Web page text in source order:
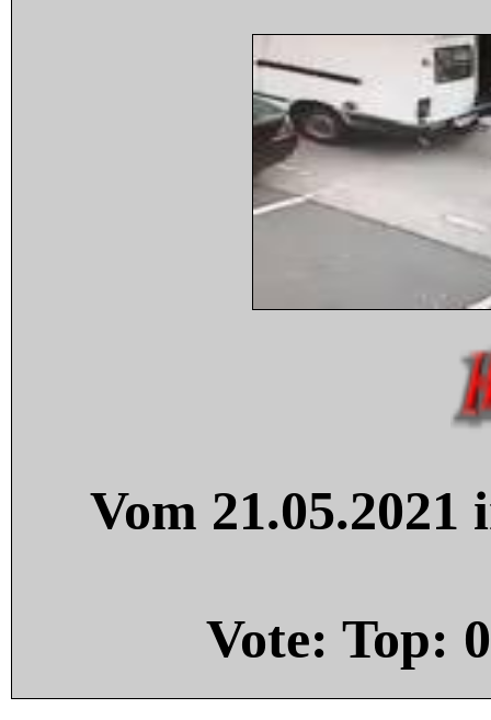
Vom
Vote: Top: 0